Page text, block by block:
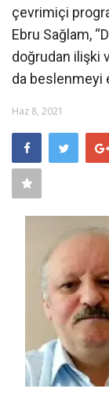
SPOR
İLETİŞİM
KÜNYE
KÜLTÜR SANAT
SAĞLIK
FİRMA HABER
KAYIT
çevrimiçi
Ebru Sağlam,
doğrudan ilişki
da beslenmeyi
Haz 8, 2021